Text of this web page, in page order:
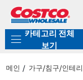
로
기
가
카테고리 전체
보기
메인 가구/침구/인테